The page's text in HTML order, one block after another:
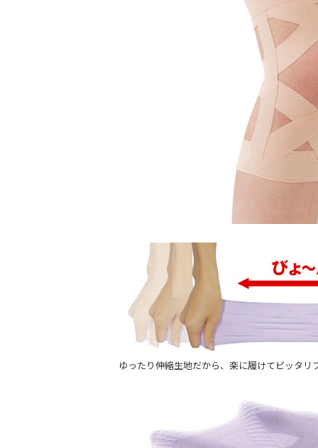
ゆったり伸縮生地だから、楽に履けてピッタリ